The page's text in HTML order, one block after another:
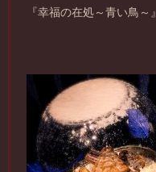
『幸福の在処～青い鳥～』